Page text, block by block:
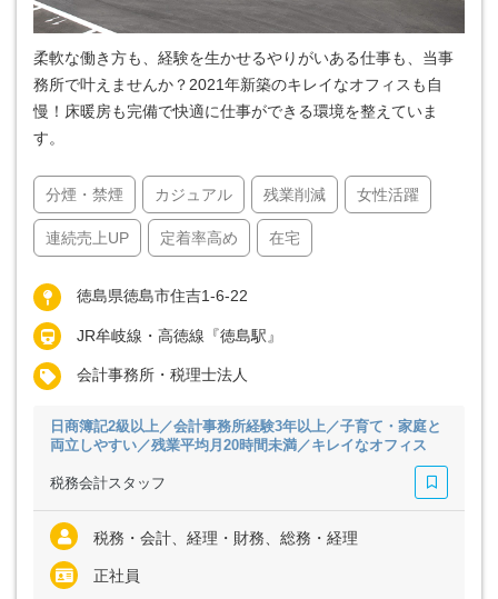
柔軟な働き方も、経験を生かせるやりがいある仕事も、当事
務所で叶えませんか？2021年新築のキレイなオフィスも自
慢！床暖房も完備で快適に仕事ができる環境を整えていま
す。
分煙・禁煙 カジュアル 残業削減 女性活躍
連続売上UP 定着率高め 在宅
徳島県徳島市住吉1-6-22
JR牟岐線・高徳線『徳島駅』
会計事務所・税理士法人
日商簿記2級以上／会計事務所経験3年以上／子育て・家庭と
両立しやすい／残業平均月20時間未満／キレイなオフィス
税務会計スタッフ
税務・会計、経理・財務、総務・経理
正社員